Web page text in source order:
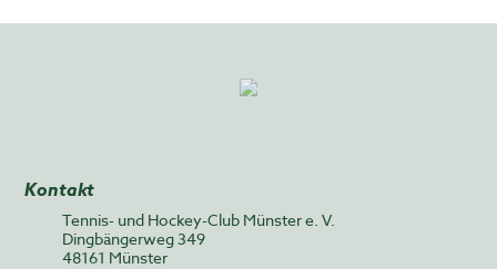
Kontakt
Tennis- und Hockey-Club Münster e. V.
Dingbängerweg 349
48161 Münster